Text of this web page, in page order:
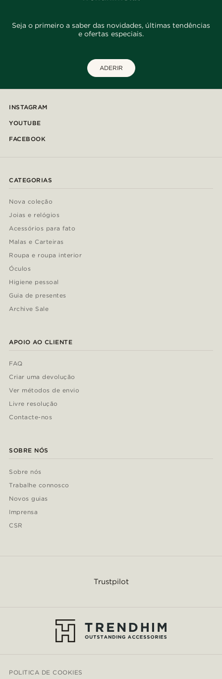
Seja o primeiro a saber das novidades, últimas tendências
e ofertas especiais.
ADERIR
INSTAGRAM
YOUTUBE
FACEBOOK
CATEGORIAS
Nova coleção
Joias e relógios
Acessórios para fato
Malas e Carteiras
Roupa e roupa interior
Óculos
Higiene pessoal
Guia de presentes
Archive Sale
APOIO AO CLIENTE
FAQ
Criar uma devolução
Ver métodos de envio
Livre resolução
Contacte-nos
SOBRE NÓS
Sobre nós
Trabalhe connosco
Novos guias
Imprensa
CSR
Trustpilot
POLITICA DE COOKIES